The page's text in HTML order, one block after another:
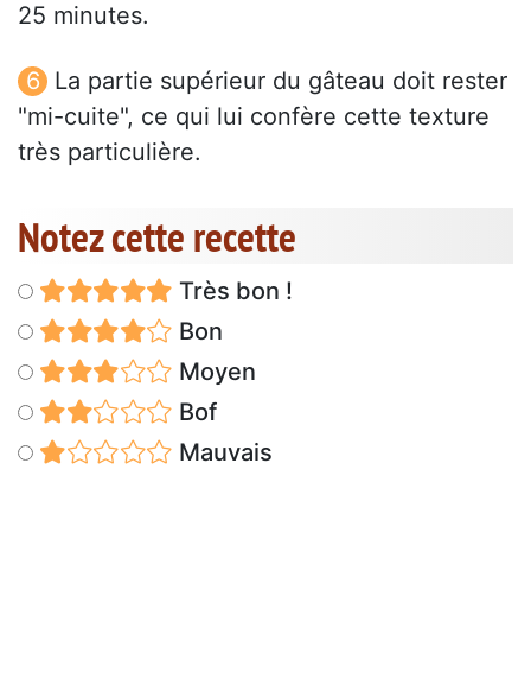
25 minutes.
La partie supérieur du gâteau doit rester
"mi-cuite", ce qui lui confère cette texture
très particulière.
Notez cette recette
Très bon !
Bon
Moyen
Bof
Mauvais